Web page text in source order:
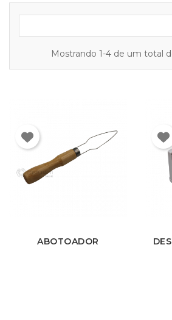
Mostrando 1-4 de um total
ABOTOADOR